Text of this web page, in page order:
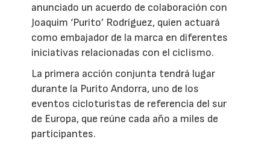
anunciado un acuerdo de colaboración con
Joaquim ‘Purito’ Rodríguez, quien actuará
como embajador de la marca en diferentes
iniciativas relacionadas con el ciclismo.
La primera acción conjunta tendrá lugar
durante la Purito Andorra, uno de los
eventos cicloturistas de referencia del sur
de Europa, que reúne cada año a miles de
participantes.